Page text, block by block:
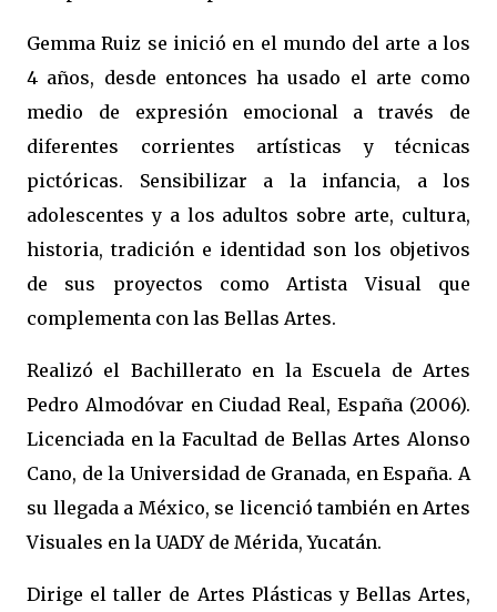
Gemma Ruiz se inició en el mundo del arte a los
4 años, desde entonces ha usado el arte como
medio de expresión emocional a través de
diferentes corrientes artísticas y técnicas
pictóricas. Sensibilizar a la infancia, a los
adolescentes y a los adultos sobre arte, cultura,
historia, tradición e identidad son los objetivos
de sus proyectos como Artista Visual que
complementa con las Bellas Artes.
Realizó el Bachillerato en la Escuela de Artes
Pedro Almodóvar en Ciudad Real, España (2006).
Licenciada en la Facultad de Bellas Artes Alonso
Cano, de la Universidad de Granada, en España. A
su llegada a México, se licenció también en Artes
Visuales en la UADY de Mérida, Yucatán.
Dirige el taller de Artes Plásticas y Bellas Artes,